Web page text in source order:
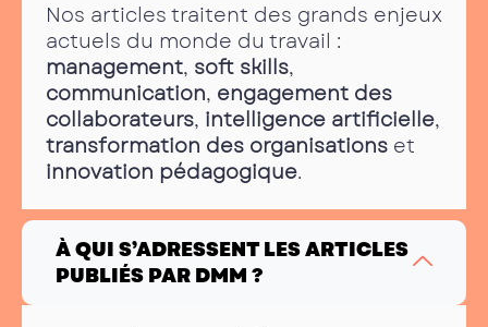
Nos articles traitent des grands enjeux
actuels du monde du travail :
management, soft skills,
communication, engagement des
collaborateurs, intelligence artificielle,
transformation des organisations et
innovation pédagogique.
À QUI S’ADRESSENT LES ARTICLES
PUBLIÉS PAR DMM ?